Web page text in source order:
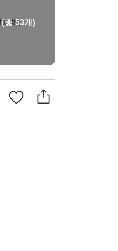
(총53개)